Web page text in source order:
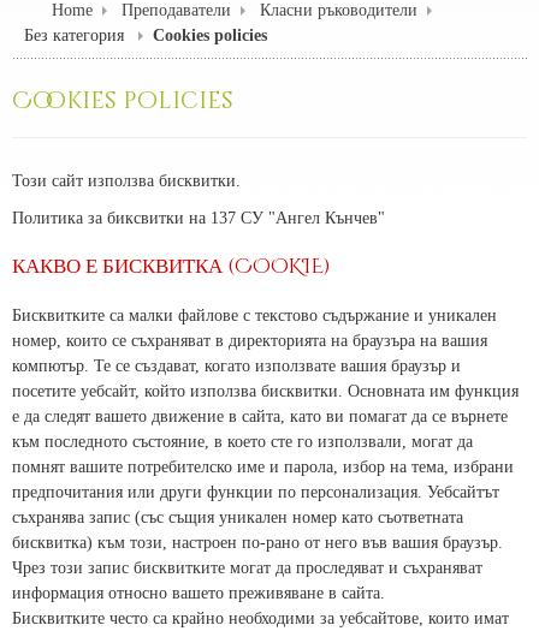
Home Преподаватели
Класни ръководители
Без категория
Cookies policies
Cookies policies
Този сайт използва бисквитки.
Политика за биксвитки на 137 СУ "Ангел Кънчев"
КАКВО Е БИСКВИТКА (COOKIE)
Бисквитките са малки файлове с текстово съдържание и уникален
номер, които се съхраняват в директорията на браузъра на вашия
компютър. Те се създават, когато използвате вашия браузър и
посетите уебсайт, който използва бисквитки. Основната им функция
е да следят вашето движение в сайта, като ви помагат да се върнете
към последното състояние, в което сте го използвали, могат да
помнят вашите потребителско име и парола, избор на тема, избрани
предпочитания или други функции по персонализация. Уебсайтът
съхранява запис (със същия уникален номер като съответната
бисквитка) към този, настроен по-рано от него във вашия браузър.
Чрез този запис бисквитките могат да проследяват и съхраняват
информация относно вашето преживяване в сайта.
Бисквитките често са крайно необходими за уебсайтове, които имат